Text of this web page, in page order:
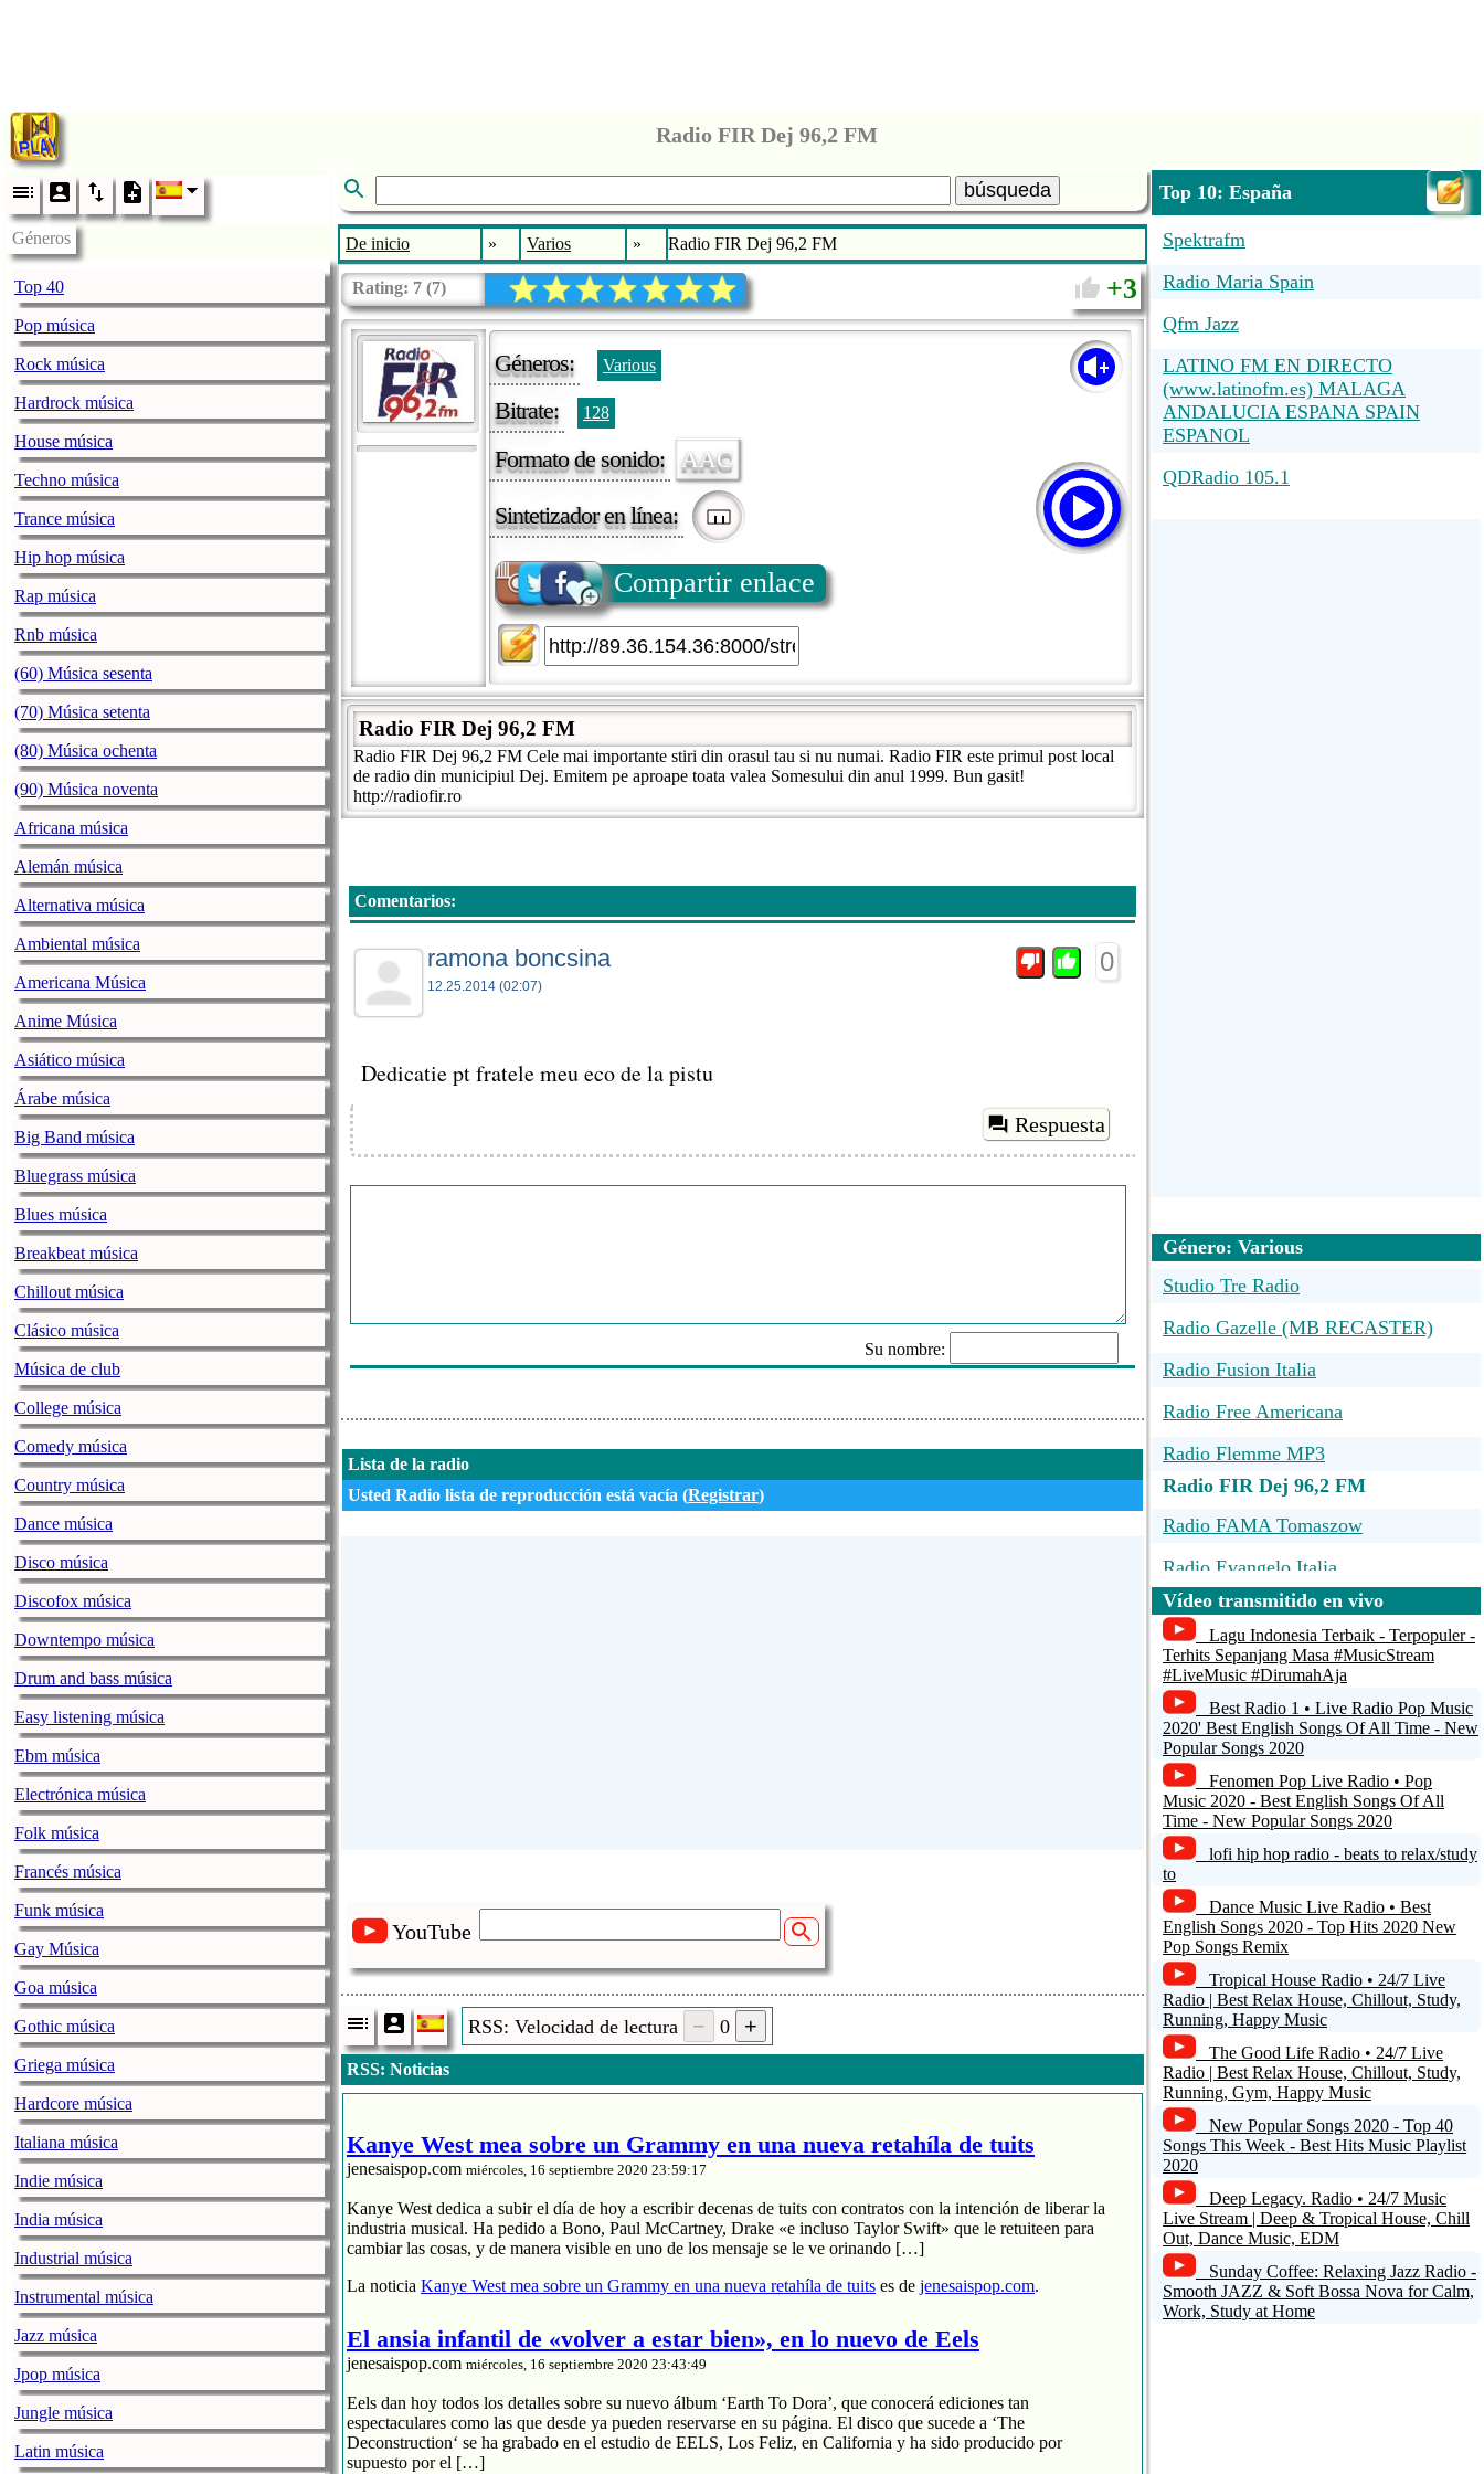
Radio FIR Dej 96,2 FM
Géneros
Top 40
Pop música
Rock música
Hardrock música
House música
Techno música
Trance música
Hip hop música
Rap música
Rnb música
(60) Música sesenta
(70) Música setenta
(80) Música ochenta
(90) Música noventa
Africana música
Alemán música
Alternativa música
Ambiental música
Americana Música
Anime Música
Asiático música
Árabe música
Big Band música
Bluegrass música
Blues música
Breakbeat música
Chillout música
Clásico música
Música de club
College música
Comedy música
Country música
Dance música
Disco música
Discofox música
Downtempo música
Drum and bass música
Easy listening música
Ebm música
Electrónica música
Folk música
Francés música
Funk música
Gay Música
Goa música
Gothic música
Griega música
Hardcore música
Italiana música
Indie música
India música
Industrial música
Instrumental música
Jazz música
Jpop música
Jungle música
Latin música
búsqueda
De inicio » Varios » Radio FIR Dej 96,2 FM
Rating: 7 (7) 3
Géneros: Various
Bitrate: 128
Formato de sonido: AAC
Sintetizador en línea:
Compartir enlace
Radio FIR Dej 96,2 FM
Radio FIR Dej 96,2 FM Cele mai importante stiri din orasul tau si nu numai. Radio FIR este primul post local
de radio din municipiul Dej. Emitem pe aproape toata valea Somesului din anul 1999. Bun gasit!
http://radiofir.ro
Comentarios:
ramona boncsina
12.25.2014 (02:07)
0
Dedicatie pt fratele meu eco de la pistu
Respuesta
Su nombre:
Enviar comentario
Lista de la radio
Usted Radio lista de reproducción está vacía (Registrar)
YouTube
RSS: Velocidad de lectura 0
RSS: Noticias
Kanye West mea sobre un Grammy en una nueva retahíla de tuits
jenesaispop.com miércoles, 16 septiembre 2020 23:59:17
Kanye West dedica a subir el día de hoy a escribir decenas de tuits con contratos con la intención de liberar la
industria musical. Ha pedido a Bono, Paul McCartney, Drake «e incluso Taylor Swift» que le retuiteen para
cambiar las cosas, y de manera visible en uno de los mensaje se le ve orinando […]
La noticia Kanye West mea sobre un Grammy en una nueva retahíla de tuits es de jenesaispop.com.
El ansia infantil de «volver a estar bien», en lo nuevo de Eels
jenesaispop.com miércoles, 16 septiembre 2020 23:43:49
Eels dan hoy todos los detalles sobre su nuevo álbum ‘Earth To Dora’, que conocerá ediciones tan
espectaculares como las que desde ya pueden reservarse en su página. El disco que sucede a ‘The
Deconstruction‘ se ha grabado en el estudio de EELS, Los Feliz, en California y ha sido producido por
supuesto por el […]
Top 10: España
Spektrafm
Radio Maria Spain
Qfm Jazz
LATINO FM EN DIRECTO
(www.latinofm.es) MALAGA
ANDALUCIA ESPANA SPAIN
ESPANOL
QDRadio 105.1
Género: Various
Studio Tre Radio
Radio Gazelle (MB RECASTER)
Radio Fusion Italia
Radio Free Americana
Radio Flemme MP3
Radio FIR Dej 96,2 FM
Radio FAMA Tomaszow
Radio Evangelo Italia
Radio Bob
Radio Esperance
TECHNO4EVER MAIN
Vídeo transmitido en vivo
Lagu Indonesia Terbaik - Terpopuler -
Terhits Sepanjang Masa #MusicStream
#LiveMusic #DirumahAja
Best Radio 1 • Live Radio Pop Music
2020' Best English Songs Of All Time - New
Popular Songs 2020
Fenomen Pop Live Radio • Pop
Music 2020 - Best English Songs Of All
Time - New Popular Songs 2020
lofi hip hop radio - beats to relax/study
to
Dance Music Live Radio • Best
English Songs 2020 - Top Hits 2020 New
Pop Songs Remix
Tropical House Radio • 24/7 Live
Radio | Best Relax House, Chillout, Study,
Running, Happy Music
The Good Life Radio • 24/7 Live
Radio | Best Relax House, Chillout, Study,
Running, Gym, Happy Music
New Popular Songs 2020 - Top 40
Songs This Week - Best Hits Music Playlist
2020
Deep Legacy. Radio • 24/7 Music
Live Stream | Deep & Tropical House, Chill
Out, Dance Music, EDM
Sunday Coffee: Relaxing Jazz Radio -
Smooth JAZZ & Soft Bossa Nova for Calm,
Work, Study at Home